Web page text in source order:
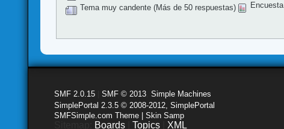
Tema muy candente (Más de 50 respuestas)
Encuesta
SMF 2.0.15 |SMF © 2013 ,Simple Machines
SimplePortal 2.3.5 © 2008-2012, SimplePortal
SMFSimple.com Theme | Skin Samp
Boards |Topics XML